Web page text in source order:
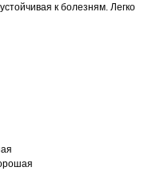
к болезням. Легко